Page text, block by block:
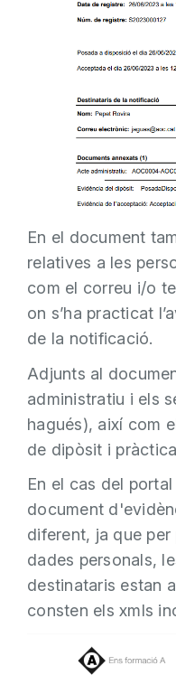
En el document
relatives a les
com el correu i/o
on s’ha practicat
de la notificació.
Adjunts al
administratiu i els
hagués), així com
de dipòsit i
En el cas del
document
diferent, ja que
dades personals,
destinataris estan
consten els xmls